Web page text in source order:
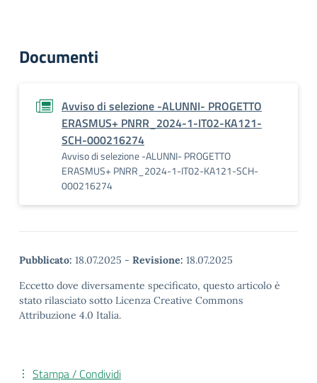
Documenti
Avviso di selezione -ALUNNI- PROGETTO
ERASMUS+ PNRR_2024-1-IT02-KA121-
SCH-000216274
Avviso di selezione -ALUNNI- PROGETTO
ERASMUS+ PNRR_2024-1-IT02-KA121-SCH-
000216274
Pubblicato: 18.07.2025 - Revisione: 18.07.2025
Eccetto dove diversamente specificato, questo articolo è
stato rilasciato sotto Licenza Creative Commons
Attribuzione 4.0 Italia.
Stampa / Condividi